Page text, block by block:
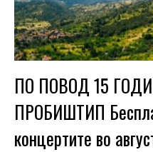
ПО ПОВОД 15
ПРОБИШТИП
концертите во